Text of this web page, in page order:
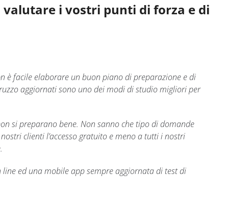
valutare i vostri punti di forza e di
è facile elaborare un buon piano di preparazione e di
aggiornati sono uno dei modi di studio migliori per
si preparano bene. Non sanno che tipo di domande
clienti l’accesso gratuito e meno a tutti i nostri
ed una mobile app sempre aggiornata di test di